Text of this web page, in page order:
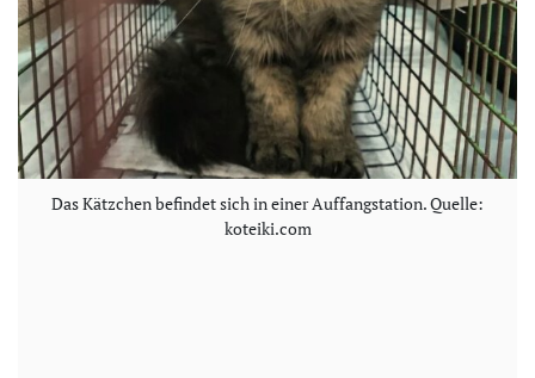
Das Kätzchen befindet sich in einer Auffangstation. Quelle:
koteiki.com